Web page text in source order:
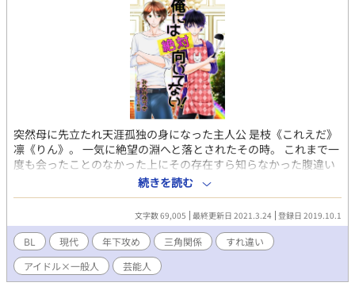
突然母に先立たれ天涯孤独の身になった主人公 是枝《これえだ》
凛《りん》。 一気に絶望の淵へと落とされたその時。 これまで一
度も会ったことのなかった上にその存在すら知らなかった腹違い
の兄が訪ねてくる。 これから家族として暮らしたいと言ってくれ
た兄に対し、半分血の繋がった兄弟というだけで甘えるわけには
いかないと考えた主人公は、衣食住を保証してもらう代わりに兄
が経営している芸能事務所の仕事を手伝いたいと申し出る。 与え
られた仕事は所属している人気アイドル【Jewel Rays】が暮らす
シェアハウスでメンバーのお世話をすること。 人気アイドルたち
とひとつ屋根の下で暮らすことになった主人公は……。 ムーンラ
イトノベルズ様にも同時投稿。
続きを読む
文字数 69,005 最終更新日 2021.3.24 登録日 2019.10.1
BL 現代 年下攻め 三角関係
すれ違い
アイドル×一般人
芸能人